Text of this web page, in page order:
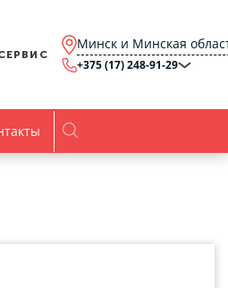
Минск и Минская
область
Гомель и Гомельская
+375 (17) 248-91-29
office@agro.by